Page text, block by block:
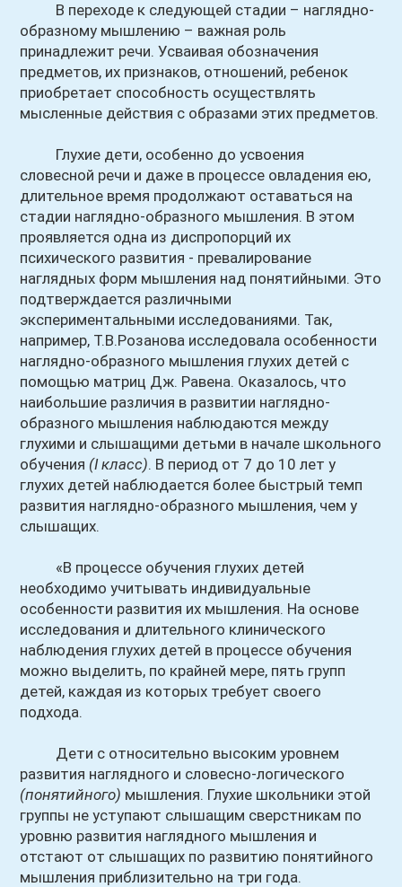
В переходе к следующей стадии – наглядно-
образному мышлению – важная роль
принадлежит речи. Усваивая обозначения
предметов, их признаков, отношений, ребенок
приобретает способность осуществлять
мысленные действия с образами этих предметов.
Глухие дети, особенно до усвоения
словесной речи и даже в процессе овладения ею,
длительное время продолжают оставаться на
стадии наглядно-образного мышления. В этом
проявляется одна из диспропорций их
психического развития - превалирование
наглядных форм мышления над понятийными. Это
подтверждается различными
экспериментальными исследованиями. Так,
например, Т.В.Розанова исследовала особенности
наглядно-образного мышления глухих детей с
помощью матриц Дж. Равена. Оказалось, что
наибольшие различия в развитии наглядно-
образного мышления наблюдаются между
глухими и слышащими детьми в начале школьного
обучения (I класс). В период от 7 до 10 лет у
глухих детей наблюдается более быстрый темп
развития наглядно-образного мышления, чем у
слышащих.
«В процессе обучения глухих детей
необходимо учитывать индивидуальные
особенности развития их мышления. На основе
исследования и длительного клинического
наблюдения глухих детей в процессе обучения
можно выделить, по крайней мере, пять групп
детей, каждая из которых требует своего
подхода.
Дети с относительно высоким уровнем
развития наглядного и словесно-логического
(понятийного) мышления. Глухие школьники этой
группы не уступают слышащим сверстникам по
уровню развития наглядного мышления и
отстают от слышащих по развитию понятийного
мышления приблизительно на три года.